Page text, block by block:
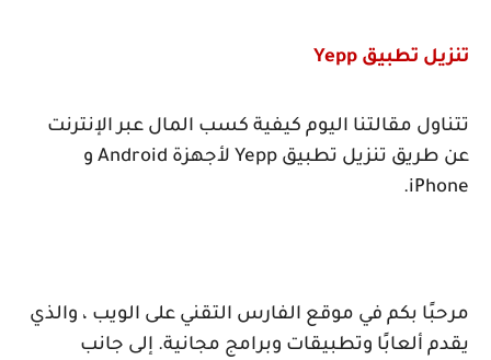
تنزيل تطبيق Yepp
تتناول مقالتنا اليوم كيفية كسب المال عبر الإنترنت
عن طريق تنزيل تطبيق Yepp لأجهزة Android و
iPhone
.
مرحبًا بكم في موقع الفارس التقني على الويب ، والذي
يقدم ألعابًا وتطبيقات وبرامج مجانية. إلى جانب